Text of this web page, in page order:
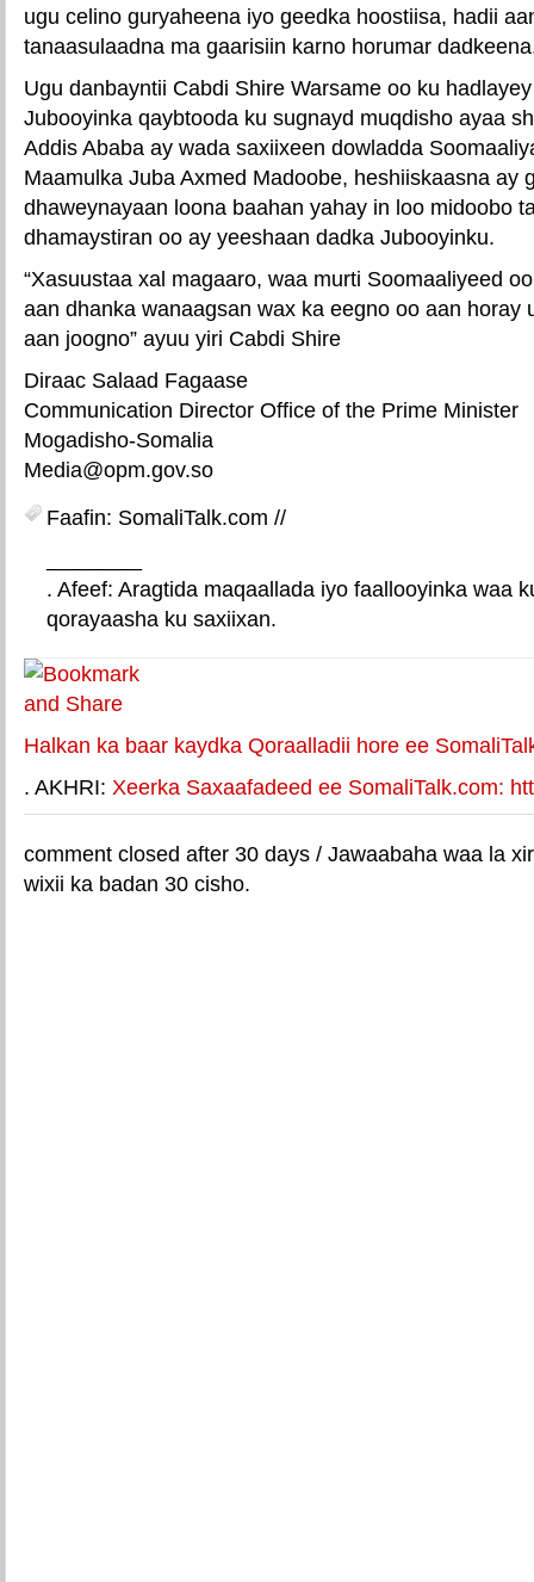
ugu celino guryaheena iyo geedka hoostiisa, hadii
tanaasulaadna ma gaarisiin karno horumar
Ugu danbayntii Cabdi Shire Warsame oo ku
Jubooyinka qaybtooda ku sugnayd muqdisho ayaa
Addis Ababa ay wada saxiixeen dowladda
Maamulka Juba Axmed Madoobe, heshiiskaasna ay
dhaweynayaan loona baahan yahay in loo midoobo
dhamaystiran oo ay yeeshaan dadka Jubooyinku.
“Xasuustaa xal magaaro, waa murti Soomaaliyeed
aan dhanka wanaagsan wax ka eegno oo aan horay
aan joogno” ayuu yiri Cabdi Shire
Diraac Salaad Fagaase
Communication Director Office of the Prime Minister
Mogadisho-Somalia
Media@opm.gov.so
Faafin: SomaliTalk.com //
. Afeef: Aragtida maqaallada iyo faallooyinka waa
qorayaasha ku saxiixan.
Halkan ka baar kaydka Qoraalladii hore ee
. AKHRI: Xeerka Saxaafadeed ee SomaliTalk.com:
comment closed after 30 days / Jawaabaha waa la
wixii ka badan 30 cisho.